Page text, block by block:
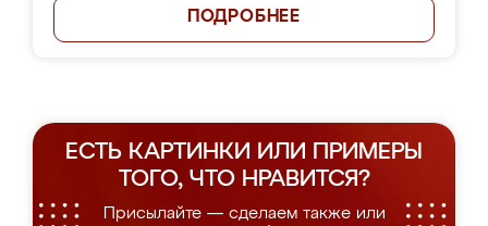
ПОДРОБНЕЕ
ЕСТЬ КАРТИНКИ ИЛИ ПРИМЕРЫ
ТОГО, ЧТО НРАВИТСЯ?
Присылайте — сделаем также или